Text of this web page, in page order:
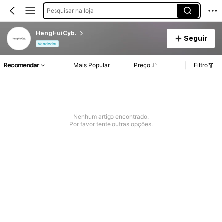
Pesquisar na loja
HengHuiCyb.
Vendedor
Seguir
Recomendar Mais Popular Preço Filtro
Nenhum artigo encontrado.
Por favor tente outras opções.